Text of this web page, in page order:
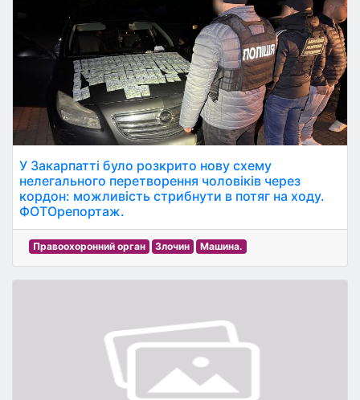
У Закарпатті було розкрито нову схему
нелегального перетворення чоловіків через
кордон: можливість стрибнути в потяг на ходу.
ФОТОрепортаж.
Правоохоронний орган Злочин Машина.